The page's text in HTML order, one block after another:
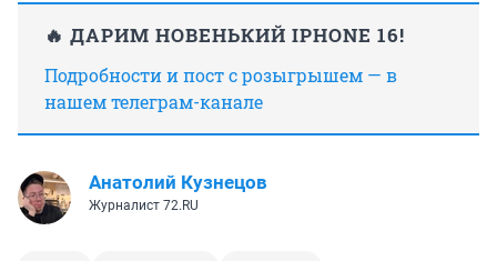
🔥 ДАРИМ НОВЕНЬКИЙ IPHONE 16!
Подробности и пост с розыгрышем — в
нашем телеграм-канале
Анатолий Кузнецов
Журналист 72.RU